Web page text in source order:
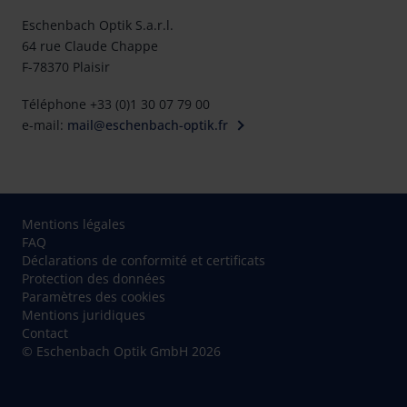
Eschenbach Optik S.a.r.l.
64 rue Claude Chappe
F-78370 Plaisir
Téléphone +33 (0)1 30 07 79 00
e-mail: mail@eschenbach-optik.fr
© Eschenbach Optik GmbH 2026
Mentions légales
FAQ
Déclarations de conformité et certificats
Protection des données
Paramètres des cookies
Mentions juridiques
Contact